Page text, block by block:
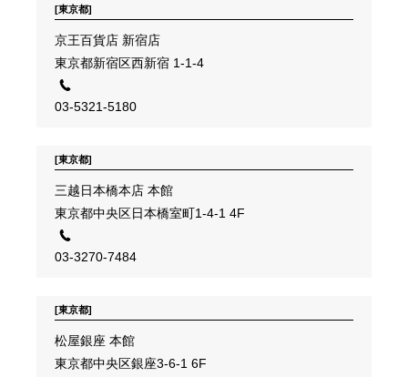
[東京都]
京王百貨店 新宿店
東京都新宿区西新宿 1-1-4
03-5321-5180
[東京都]
三越日本橋本店 本館
東京都中央区日本橋室町1-4-1 4F
03-3270-7484
[東京都]
松屋銀座 本館
東京都中央区銀座3-6-1 6F